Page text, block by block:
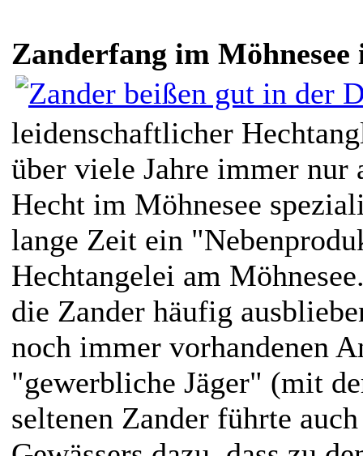
Zanderfang im
leidenschaftlicher
über viele Jahre immer nur
Hecht im Möhnesee
lange Zeit ein
Hechtangelei am
die Zander häufig
noch immer vorhandenen
"gewerbliche Jäger" (mit
seltenen Zander führte